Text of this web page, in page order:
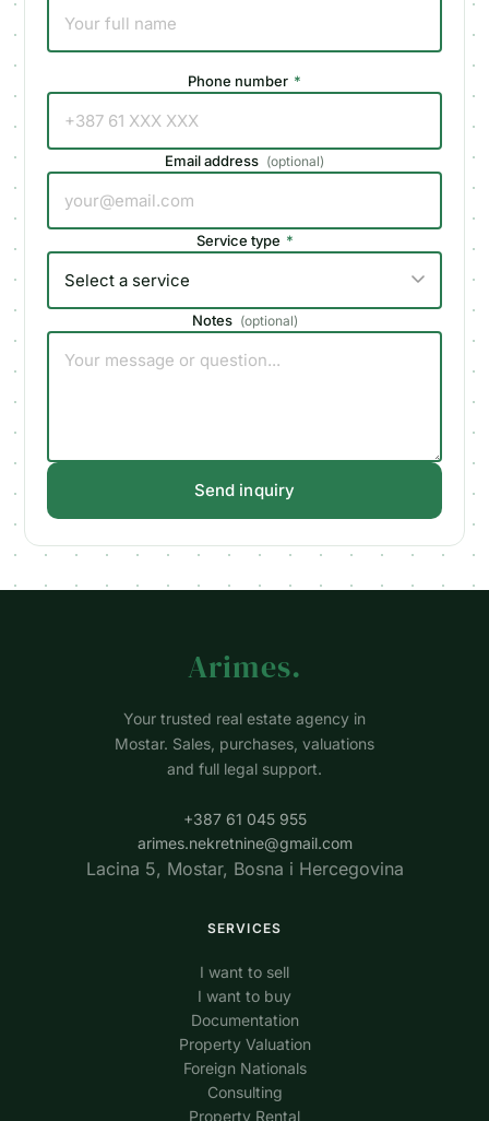
Phone number *
Email address (optional)
Service type *
Notes (optional)
Send inquiry
Arimes.
Your trusted real estate agency in
Mostar. Sales, purchases, valuations
and full legal support.
+387 61 045 955
arimes.nekretnine@gmail.com
Lacina 5, Mostar, Bosna i Hercegovina
SERVICES
I want to sell
I want to buy
Documentation
Property Valuation
Foreign Nationals
Consulting
Property Rental